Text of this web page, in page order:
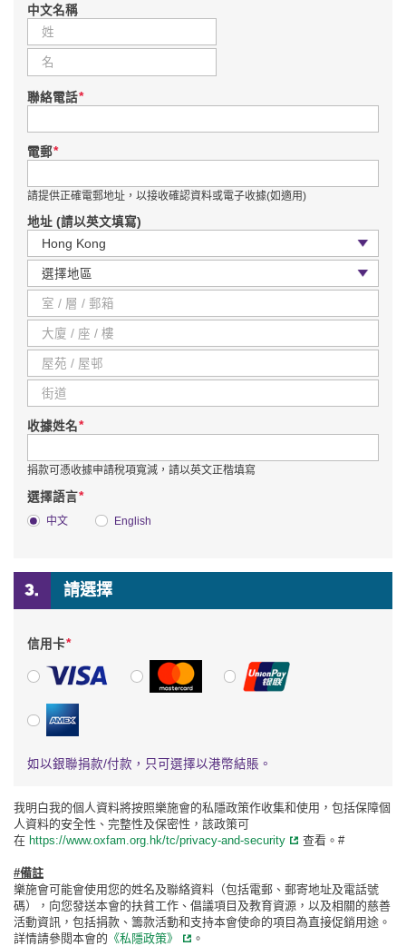
中文名稱
聯絡電話*
電郵*
請提供正確電郵地址，以接收確認資料或電子收據(如適用)
地址 (請以英文填寫)
國家 / 地區
收據姓名*
捐款可憑收據申請稅項寬減，請以英文正楷填寫
選擇語言*
中文 English
請選擇
信用卡*
萬事達卡 銀聯
如以銀聯捐款/付款，只可選擇以港幣結賬。
我明白我的個人資料將按照樂施會的私隱政策作收集和使用，包括保障個
人資料的安全性、完整性及保密性，該政策可
在 https://www.oxfam.org.hk/tc/privacy-and-security 查看。#
#備註
樂施會可能會使用您的姓名及聯絡資料（包括電郵、郵寄地址及電話號
碼），向您發送本會的扶貧工作、倡議項目及教育資源，以及相關的慈善
活動資訊，包括捐款、籌款活動和支持本會使命的項目為直接促銷用途。
詳情請參閱本會的 《私隱政策》 。